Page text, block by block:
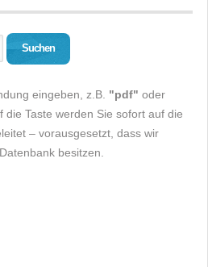
Suchen
eingeben, z.B. "pdf" oder
die Taste werden Sie sofort auf die
– vorausgesetzt, dass wir
besitzen.